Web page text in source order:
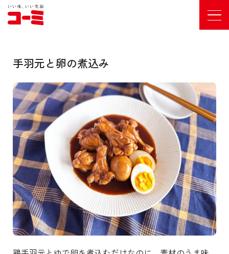
手羽元と卵の煮込み